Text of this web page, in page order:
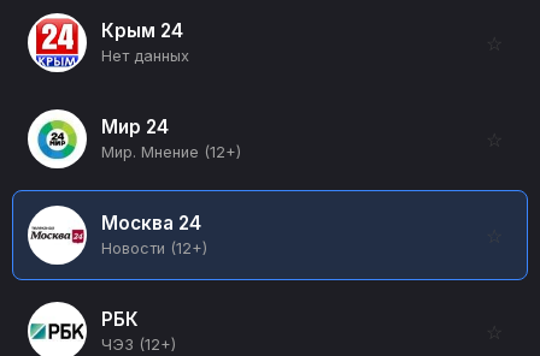
Крым 24
Нет данных
☆
Мир 24
Мир. Мнение (12+)
☆
Москва 24
Новости (12+)
РБК
ЧЭЗ (12+)
☆